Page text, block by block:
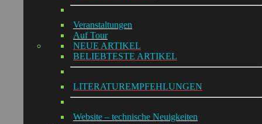
Veranstaltungen
Auf Tour
NEUE ARTIKEL
BELIEBTESTE ARTIKEL
LITERATUREMPFEHLUNGEN
Website – technische Neuigkeiten